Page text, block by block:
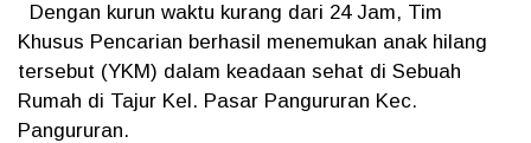
Dengan kurun waktu kurang dari 24 Jam, Tim
Khusus Pencarian berhasil menemukan anak hilang
tersebut (YKM) dalam keadaan sehat di Sebuah
Rumah di Tajur Kel. Pasar Pangururan Kec.
Pangururan.